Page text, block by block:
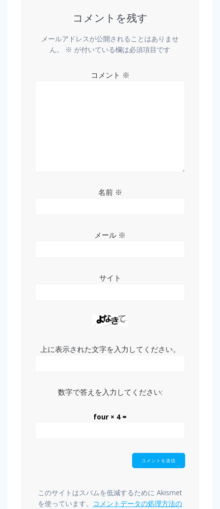
コメントを残す
メールアドレスが公開されることはありませ
ん。
※ が付いている欄は必須項目です
コメント ※
名前 ※
メール ※
サイト
上に表示された文字を入力してください。
数字で答えを入力してください:
four × 4 =
このサイトはスパムを低減するために Akismet
を使っています。 コメントデータの処理方法の